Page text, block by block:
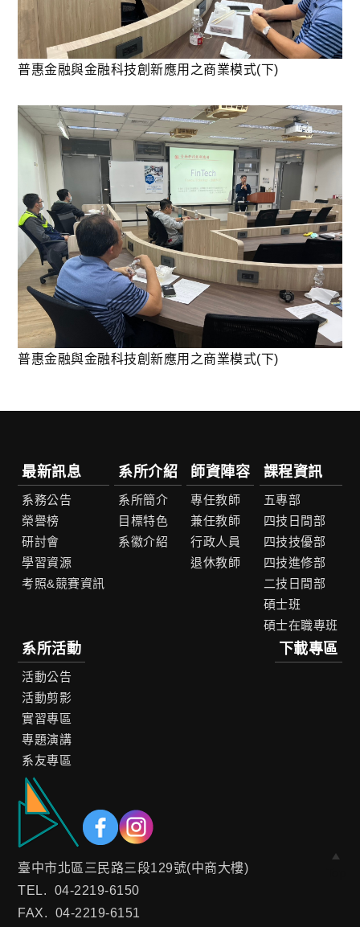
普惠金融與金融科技創新應用之商業模式(下)
普惠金融與金融科技創新應用之商業模式(下)
臺中市北區三民路三段129號(中商大樓)
TEL.
04-2219-6150
FAX.
04-2219-6151
最新訊息
系務公告
榮譽榜
研討會
學習資源
考照&競賽資訊
系所介紹
系所簡介
目標特色
系徽介紹
師資陣容
專任教師
兼任教師
行政人員
退休教師
課程資訊
五專部
四技日間部
四技技優部
四技進修部
二技日間部
碩士班
碩士在職專班
系所活動
活動公告
活動剪影
實習專區
專題演講
系友專區
下載專區